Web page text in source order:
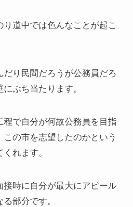
道中では色んなことが起こ
だり民間だろうが公務員だろ
ぶち当たります。
程で自分が何故公務員を目指
この市を志望したのかという
れます。
接時に自分が最大にアピール
部分です。